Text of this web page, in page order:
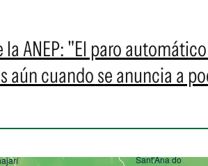
la ANEP: "El paro
aún cuando se anuncia a